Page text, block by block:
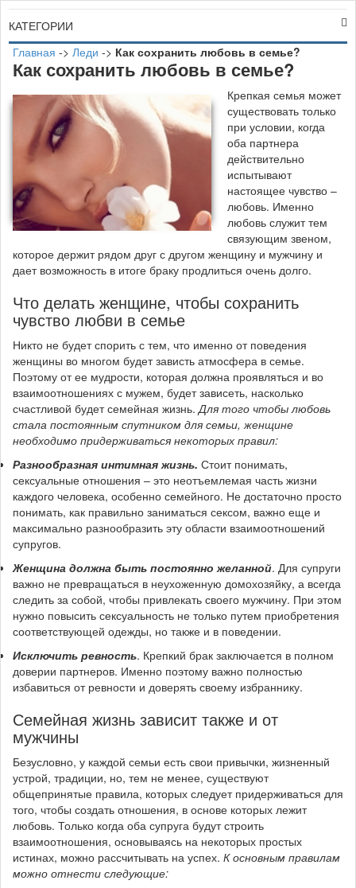
КАТЕГОРИИ
Главная -> Леди -> Как сохранить любовь в семье?
Как сохранить любовь в семье?
Крепкая семья может
существовать только
при условии, когда
оба партнера
действительно
испытывают
настоящее чувство –
любовь. Именно
любовь служит тем
связующим звеном,
которое держит рядом друг с другом женщину и мужчину и
дает возможность в итоге браку продлиться очень долго.
Что делать женщине, чтобы сохранить
чувство любви в семье
Никто не будет спорить с тем, что именно от поведения
женщины во многом будет зависть атмосфера в семье.
Поэтому от ее мудрости, которая должна проявляться и во
взаимоотношениях с мужем, будет зависеть, насколько
счастливой будет семейная жизнь.Для того чтобы любовь
стала постоянным спутником для семьи, женщине
необходимо придерживаться некоторых правил:
Разнообразная интимная жизнь. Стоит понимать,
сексуальные отношения – это неотъемлемая часть жизни
каждого человека, особенно семейного. Не достаточно просто
понимать, как правильно заниматься сексом, важно еще и
максимально разнообразить эту области взаимоотношений
супругов.
Женщина должна быть постоянно желанной. Для супруги
важно не превращаться в неухоженную домохозяйку, а всегда
следить за собой, чтобы привлекать своего мужчину. При этом
нужно повысить сексуальность не только путем приобретения
соответствующей одежды, но также и в поведении.
Исключить ревность. Крепкий брак заключается в полном
доверии партнеров. Именно поэтому важно полностью
избавиться от ревности и доверять своему избраннику.
Семейная жизнь зависит также и от
мужчины
Безусловно, у каждой семьи есть свои привычки, жизненный
устрой, традиции, но, тем не менее, существуют
общепринятые правила, которых следует придерживаться для
того, чтобы создать отношения, в основе которых лежит
любовь. Только когда оба супруга будут строить
взаимоотношения, основываясь на некоторых простых
истинах, можно рассчитывать на успех. К основным правилам
можно отнести следующие: